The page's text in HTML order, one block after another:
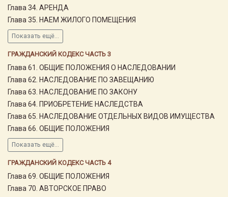
Глава 34. АРЕНДА
Глава 35. НАЕМ ЖИЛОГО ПОМЕЩЕНИЯ
Показать ещё...
ГРАЖДАНСКИЙ КОДЕКС ЧАСТЬ 3
Глава 61. ОБЩИЕ ПОЛОЖЕНИЯ О НАСЛЕДОВАНИИ
Глава 62. НАСЛЕДОВАНИЕ ПО ЗАВЕЩАНИЮ
Глава 63. НАСЛЕДОВАНИЕ ПО ЗАКОНУ
Глава 64. ПРИОБРЕТЕНИЕ НАСЛЕДСТВА
Глава 65. НАСЛЕДОВАНИЕ ОТДЕЛЬНЫХ ВИДОВ ИМУЩЕСТВА
Глава 66. ОБЩИЕ ПОЛОЖЕНИЯ
Показать ещё...
ГРАЖДАНСКИЙ КОДЕКС ЧАСТЬ 4
Глава 69. ОБЩИЕ ПОЛОЖЕНИЯ
Глава 70. АВТОРСКОЕ ПРАВО